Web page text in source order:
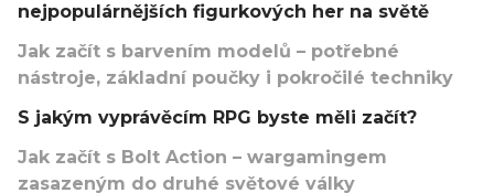
nejpopulárnějších figurkových her na světě
Jak začít s barvením modelů – potřebné
nástroje, základní poučky i pokročilé techniky
S jakým vyprávěcím RPG byste měli začít?
Jak začít s Bolt Action – wargamingem
zasazeným do druhé světové války